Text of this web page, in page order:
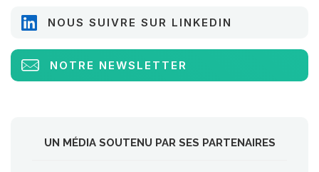
NOUS SUIVRE SUR LINKEDIN
NOTRE NEWSLETTER
UN MÉDIA SOUTENU PAR SES PARTENAIRES